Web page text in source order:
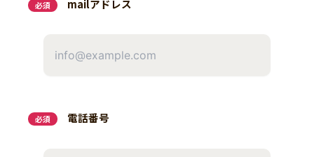
必須 mailアドレス
必須 電話番号